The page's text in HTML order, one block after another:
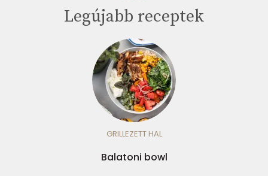
Legújabb receptek
GRILLEZETT HAL
Balatoni bowl